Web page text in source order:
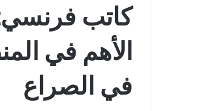
كاتب فرنسي:
الأهم في
في الصراع